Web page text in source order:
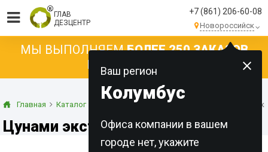
ГЛАВ
ДЕЗЦЕНТР
+7 (861) 206-60-08
Новороссийск
Ваш регион
Колумбус
Офиса компании в вашем
городе нет, укажите
МЫ ВЫПОЛНЯЕМБОЛЕЕ 250 ЗАКАЗОВ
КАЖДЫЙ ДЕНЬ!
Главная Каталог Концентраты Жидкости Цунами экстра
Цунами экстра концентрат масло